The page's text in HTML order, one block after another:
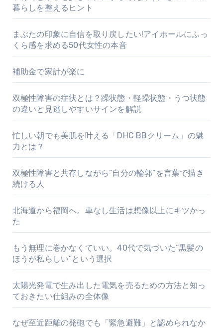
暮らしを整えるヒント
まぶたの印象に自信を取り戻したい!アイホールにふっ
くら感を求める50代女性の本音
補助金で家計が楽に
双極性障害の症状とは？躁状態・軽躁状態・うつ状態
の違いと見逃しやすいサインを解説
忙しい朝でも美肌を叶える「DHC BBクリーム」の魅
力とは？
双極性障害と共存しながら“自分の輪郭”を言葉で描き
続ける人
北海道から福岡へ。車なし生活は想像以上にキツかっ
た
もう無理に巻かなくていい。40代で気づいた“黒髪の
ほうが私らしい”という選択
太陽光発電で生み出した電気を売るための方法と知っ
ておきたい仕組みの全体像
なぜ至近距離の発砲でも「緊急避難」と認められなか